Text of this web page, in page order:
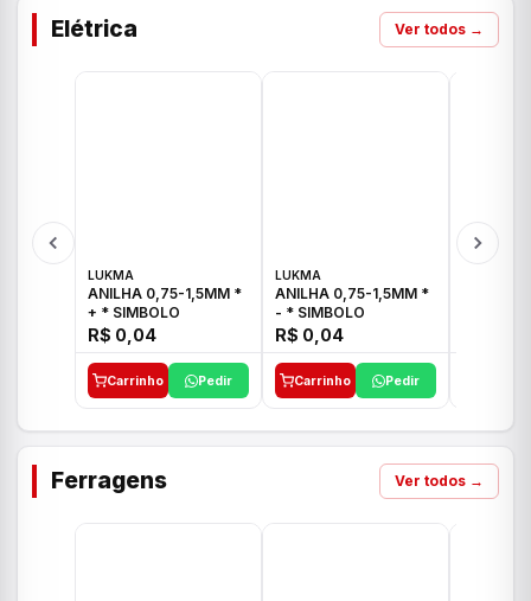
Elétrica Ver todos →
LUKMA
ANILHA 0,75-1,5MM *
+ * SIMBOLO
R$ 0,04
Carrinho Pedir
LUKMA
ANILHA 0,75-1,5MM *
- * SIMBOLO
R$ 0,04
Carrinho Pedir
Ferragens Ver todos →